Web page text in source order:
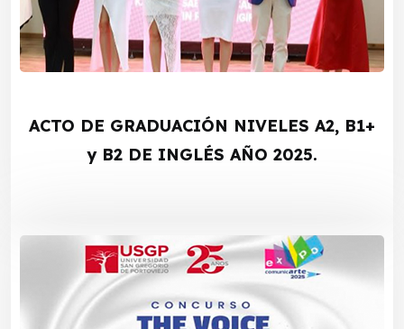
ACTO DE GRADUACIÓN NIVELES A2, B1+
y B2 DE INGLÉS AÑO 2025.